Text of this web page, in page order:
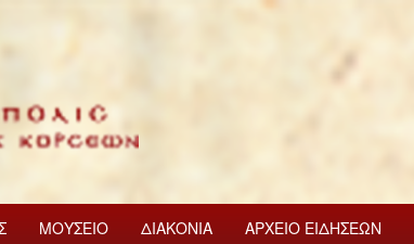
ΜΟΥΣΕΙΟ ΔΙΑΚΟΝΙΑ ΑΡΧΕΙΟ ΕΙΔΗΣΕΩΝ